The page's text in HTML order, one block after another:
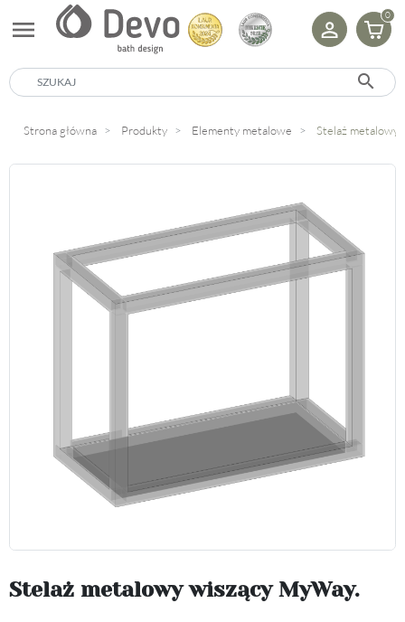
menu 0
search
Strona główna Produkty Elementy metalowe Stelaż metalowy
Stelaż metalowy wiszący MyWay.